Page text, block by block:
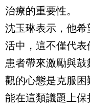
治療的重要性。
沈玉琳表示，他
活中，這不僅代
患者帶來激勵與
觀的心態是克服
能在這類議題上